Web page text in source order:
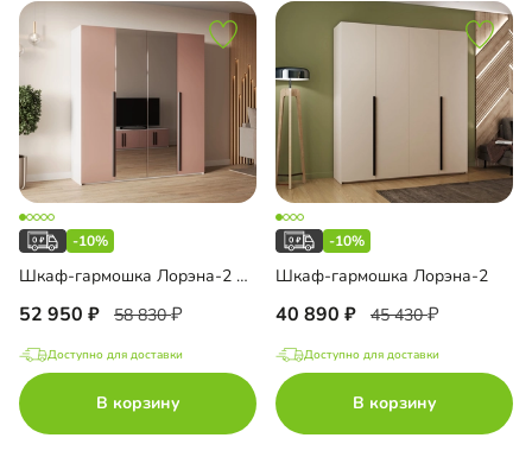
-10%
Шкаф-гармошка Лорэна-2 Премиум Тип 3
52 950 58 830
Доступно для доставки
В корзину
-10%
Шкаф-гармошка Лорэна-2
40 890 45 430
Доступно для доставки
В корзину